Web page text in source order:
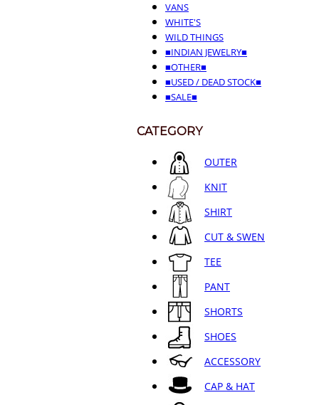
VANS
WHITE'S
WILD THINGS
■INDIAN JEWELRY■
■OTHER■
■USED / DEAD STOCK■
■SALE■
CATEGORY
OUTER
KNIT
SHIRT
CUT & SWEN
TEE
PANT
SHORTS
SHOES
ACCESSORY
CAP & HAT